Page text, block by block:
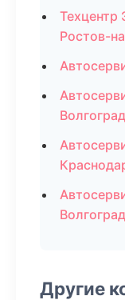
Ростов-
Волгоград
Волгоград
Другие